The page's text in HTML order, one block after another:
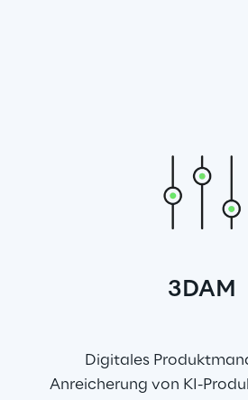
3DAM
Digitales
Anreicherung von KI-